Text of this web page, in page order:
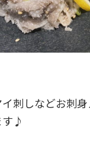
刺しなどお刺
す♪